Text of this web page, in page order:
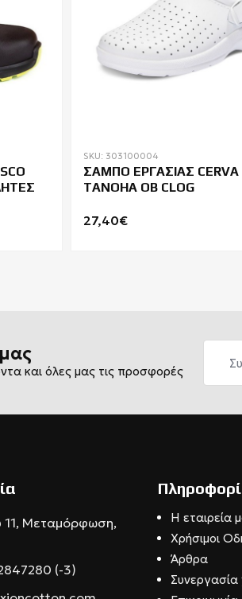
SKU: 303100004
ΣΑΜΠΟ ΕΡΓΑΣΙΑΣ CERVA
TANOHA OB CLOG
27,40€
και όλες μας τις προσφορές
11, Μεταμόρφωση,
(-3)
Η εταιρεία
Χρήσιμοι
Άρθρα
Συνεργασία